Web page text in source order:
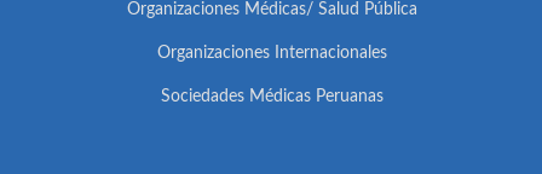
Organizaciones Médicas/ Salud Pública
Organizaciones Internacionales
Sociedades Médicas Peruanas